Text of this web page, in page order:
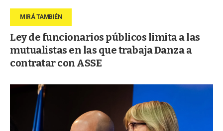
Ley de funcionarios públicos limita a las
mutualistas en las que trabaja Danza a
contratar con ASSE